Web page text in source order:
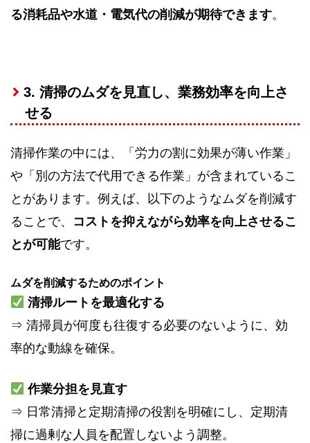
る消耗品や水道・電気代の削減が期待できます。
3. 清掃のムダを見直し、業務効率を向上さ
せる
清掃作業の中には、「労力の割に効果が薄い作業」
や「別の方法で代用できる作業」が含まれているこ
とがあります。例えば、以下のようなムダを削減す
ることで、 コストを抑えながら効率を向上させるこ
とが可能です。
ムダを削減するためのポイント
清掃ルートを最適化する
⇒ 清掃員が何度も往復する必要のないように、効
率的な動線を確保。
作業分担を見直す
⇒ 日常清掃と定期清掃の役割を明確にし、定期清
掃に過剰な人員を配置しないよう調整。